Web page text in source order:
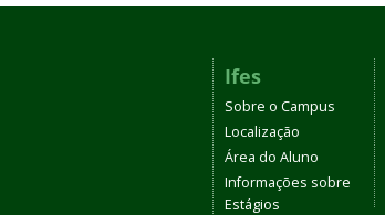
Ifes
Sobre o Campus
Localização
Área do Aluno
Informações sobre
Estágios